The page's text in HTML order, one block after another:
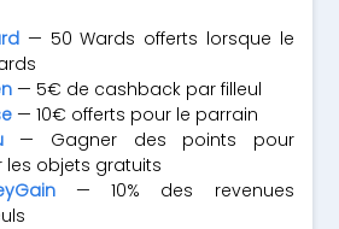
— 50 Wards offerts lorsque le
— 5€ de cashback par filleul
— 10€ offerts pour le parrain
— Gagner des points pour
objets gratuits
— 10% des revenues